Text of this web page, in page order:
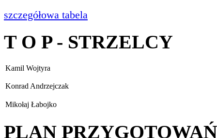
szczegółowa tabela
T O P - STRZELCY
Kamil Wojtyra
Konrad Andrzejczak
Mikołaj Łabojko
PLAN PRZYGOTOWAŃ